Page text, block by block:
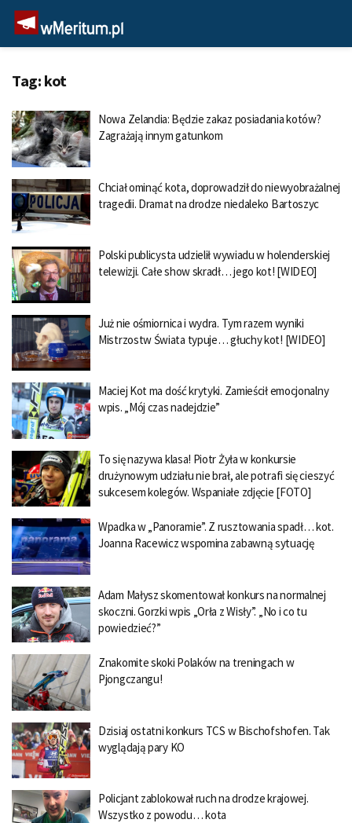
Tag: kot
Nowa Zelandia: Będzie zakaz posiadania kotów?
Zagrażają innym gatunkom
Chciał ominąć kota, doprowadził do niewyobrażalnej
tragedii. Dramat na drodze niedaleko Bartoszyc
Polski publicysta udzielił wywiadu w holenderskiej
telewizji. Całe show skradł… jego kot! [WIDEO]
Już nie ośmiornica i wydra. Tym razem wyniki
Mistrzostw Świata typuje… głuchy kot! [WIDEO]
Maciej Kot ma dość krytyki. Zamieścił emocjonalny
wpis. „Mój czas nadejdzie”
To się nazywa klasa! Piotr Żyła w konkursie
drużynowym udziału nie brał, ale potrafi się cieszyć
sukcesem kolegów. Wspaniałe zdjęcie [FOTO]
Wpadka w „Panoramie”. Z rusztowania spadł… kot.
Joanna Racewicz wspomina zabawną sytuację
Adam Małysz skomentował konkurs na normalnej
skoczni. Gorzki wpis „Orła z Wisły”. „No i co tu
powiedzieć?”
Znakomite skoki Polaków na treningach w
Pjongczangu!
Dzisiaj ostatni konkurs TCS w Bischofshofen. Tak
wyglądają pary KO
Policjant zablokował ruch na drodze krajowej.
Wszystko z powodu… kota